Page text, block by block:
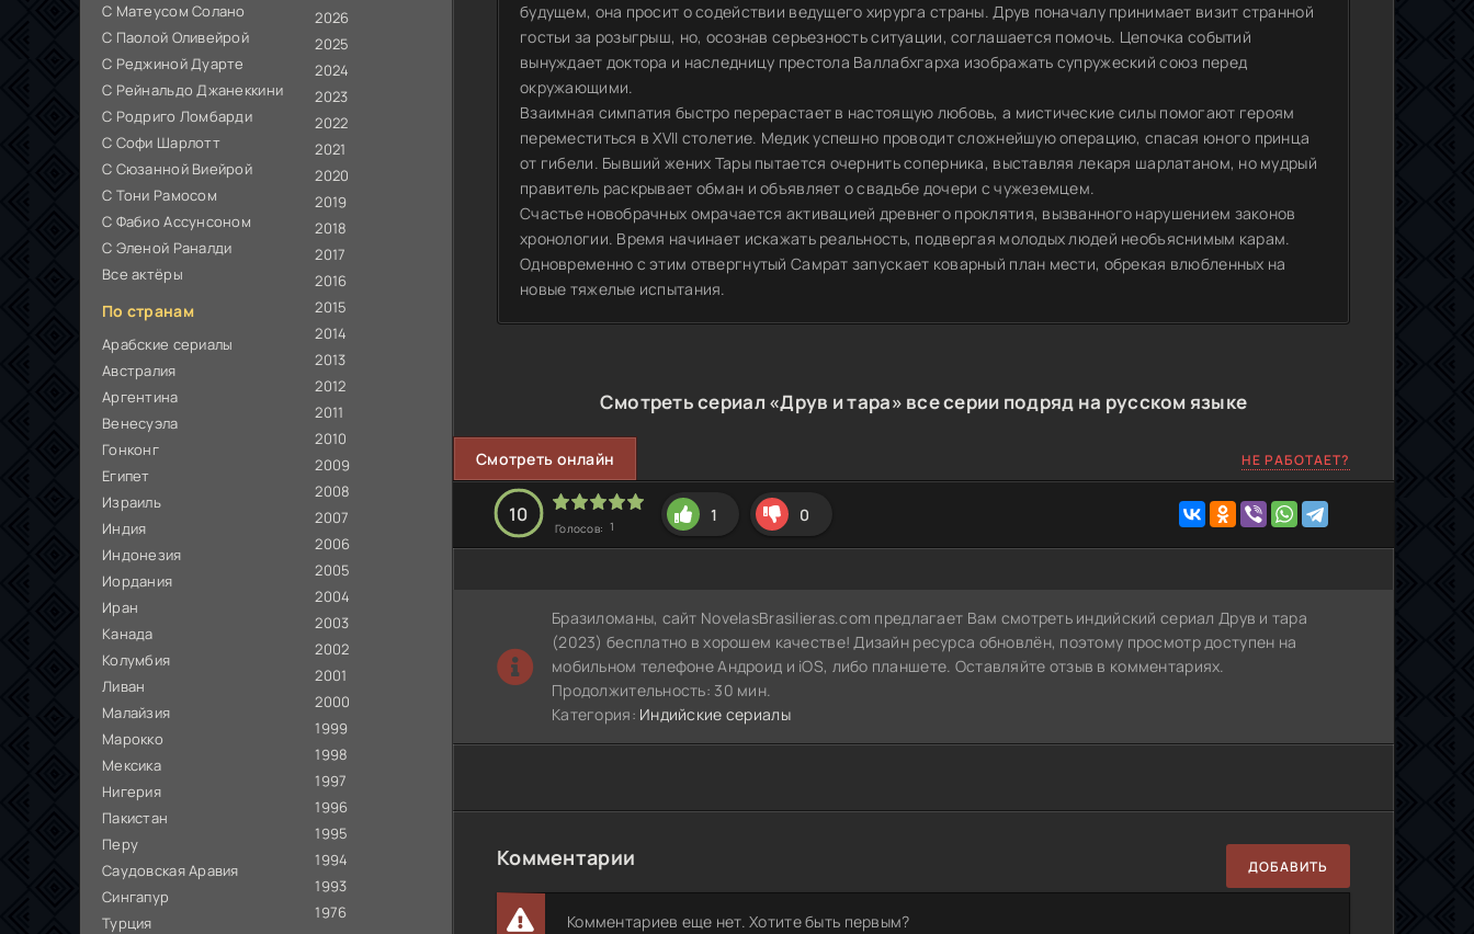
С Матеусом Солано
С Паолой Оливейрой
С Реджиной Дуарте
С Рейнальдо Джанеккини
С Родриго Ломбарди
С Софи Шарлотт
С Сюзанной Виейрой
С Тони Рамосом
С Фабио Ассунсоном
С Эленой Раналди
Все актёры
По странам
Арабские сериалы
Австралия
Аргентина
Венесуэла
Гонконг
Египет
Израиль
Индия
Индонезия
Иордания
Иран
Канада
Колумбия
Ливан
Малайзия
Марокко
Мексика
Нигерия
Пакистан
Перу
Саудовская Аравия
Сингапур
Турция
2026
2025
2024
2023
2022
2021
2020
2019
2018
2017
2016
2015
2014
2013
2012
2011
2010
2009
2008
2007
2006
2005
2004
2003
2002
2001
2000
1999
1998
1997
1996
1995
1994
1993
1976
будущем, она просит о содействии ведущего хирурга страны. Друв поначалу принимает визит странной
гостьи за розыгрыш, но, осознав серьезность ситуации, соглашается помочь. Цепочка событий
вынуждает доктора и наследницу престола Валлабхгарха изображать супружеский союз перед
окружающими.
Взаимная симпатия быстро перерастает в настоящую любовь, а мистические силы помогают героям
переместиться в XVII столетие. Медик успешно проводит сложнейшую операцию, спасая юного принца
от гибели. Бывший жених Тары пытается очернить соперника, выставляя лекаря шарлатаном, но мудрый
правитель раскрывает обман и объявляет о свадьбе дочери с чужеземцем.
Счастье новобрачных омрачается активацией древнего проклятия, вызванного нарушением законов
хронологии. Время начинает искажать реальность, подвергая молодых людей необъяснимым карам.
Одновременно с этим отвергнутый Самрат запускает коварный план мести, обрекая влюбленных на
новые тяжелые испытания.
Смотреть сериал «Друв и тара» все серии подряд на русском языке
Смотреть онлайн НЕ РАБОТАЕТ?
10
Голосов: 1
1 0
Бразиломаны, сайт NovelasBrasilieras.com предлагает Вам смотреть индийский сериал Друв и тара
(2023) бесплатно в хорошем качестве! Дизайн ресурса обновлён, поэтому просмотр доступен на
мобильном телефоне Андроид и iOS, либо планшете. Оставляйте отзыв в комментариях.
Продолжительность: 30 мин.
Категория: Индийские сериалы
Комментарии ДОБАВИТЬ
Комментариев еще нет. Хотите быть первым?